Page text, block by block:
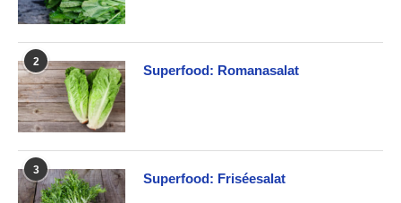
2
Superfood: Romanasalat
3
Superfood: Friséesalat